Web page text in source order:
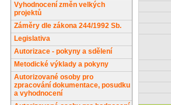
Vyhodnocení změn velkých
projektů
Záměry dle zákona 244/1992 Sb.
Legislativa
Autorizace - pokyny a sdělení
Metodické výklady a pokyny
Autorizované osoby pro
zpracování dokumentace, posudku
a vyhodnocení